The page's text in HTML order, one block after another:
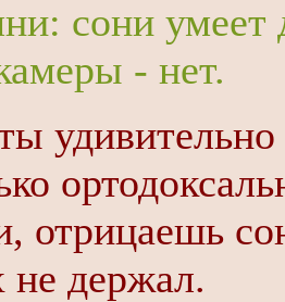
сони
- нет.
удивительно
отрицаешь
не держал.